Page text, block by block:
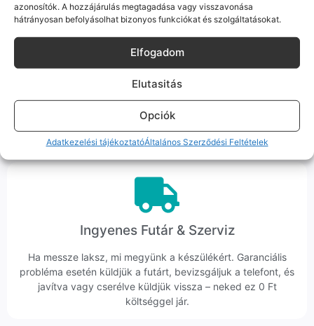
azonosítók. A hozzájárulás megtagadása vagy visszavonása
hátrányosan befolyásolhat bizonyos funkciókat és szolgáltatásokat.
Elfogadom
Elutasitás
Opciók
Adatkezelési tájékoztatóÁltalános Szerződési Feltételek
Korrekt Ügyintézés
hanem megoldást. Szakértő kollégáink azonnal kézbe
veszik az ügyedet.
Ingyenes Futár & Szerviz
Ha messze laksz, mi megyünk a készülékért. Garanciális
probléma esetén küldjük a futárt, bevizsgáljuk a telefont, és
javítva vagy cserélve küldjük vissza – neked ez 0 Ft
költséggel jár.